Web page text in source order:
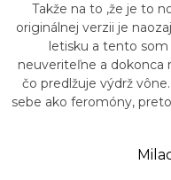
Takže na to ,že je to
originálnej verzii je
letisku a tento
neuveriteľne a dokonca
čo predlžuje výdrž
sebe ako feromóny,